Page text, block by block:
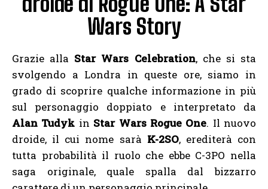
Wars Story
Grazie alla Star Wars Celebration, che si sta
svolgendo a Londra in queste ore, siamo in
grado di scoprire qualche informazione in più
sul personaggio doppiato e interpretato da
Alan Tudyk in Star Wars Rogue One. Il nuovo
droide, il cui nome sarà K-2SO, erediterà con
tutta probabilità il ruolo che ebbe C-3PO nella
saga originale, quale spalla dal bizzarro